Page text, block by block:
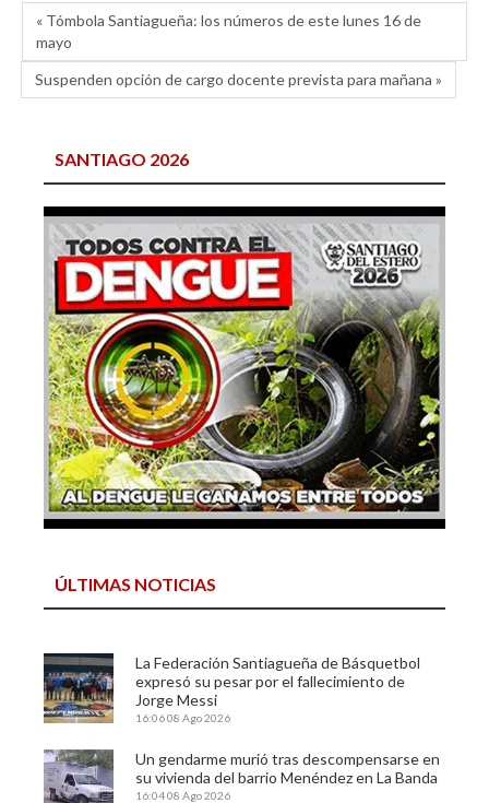
« Tómbola Santiagueña: los números de este lunes 16 de
mayo
Suspenden opción de cargo docente prevista para mañana »
SANTIAGO 2026
ÚLTIMAS NOTICIAS
La Federación Santiagueña de Básquetbol
expresó su pesar por el fallecimiento de
Jorge Messi
16:0608 Ago 2026
Un gendarme murió tras descompensarse en
su vivienda del barrio Menéndez en La Banda
16:0408 Ago 2026